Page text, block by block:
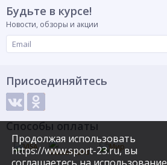
Продолжая использовать
https://www.sport-23.ru, вы
Будьте в курсе!
Новости, обзоры и акции
Присоединяйтесь
Способы оплаты